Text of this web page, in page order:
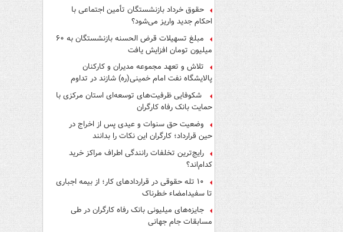
حقوق خرداد بازنشستگان تأمین اجتماعی با
احکام جدید واریز می‌شود؟
مبلغ تسهیلات قرض الحسنه بازنشستگان به ۶۰
میلیون تومان افزایش یافت
تلاش و تعهد مجموعه مدیران و کارکنان
پالایشگاه نفت امام خمینی(ره) شازند در تداوم
تولید در ایام جنگ رمضان، شایسته قدردانی است
شکوفایی ظرفیت‌های توسعه‌ای استان مرکزی با
حمایت بانک رفاه کارگران
وضعیت حق سنوات و عیدی پس از اخراج در
حین قرارداد؛ کارگران این نکات را بدانند
رایج‌ترین تخلفات رانندگی اطراف مراکز خرید
کدام‌اند؟
۱۰ تله حقوقی در قراردادهای کار؛ از بیمه اجباری
تا سفیدامضاء خطرناک
جایزه‌های میلیونی بانک رفاه کارگران در طی
مسابقات جام جهانی